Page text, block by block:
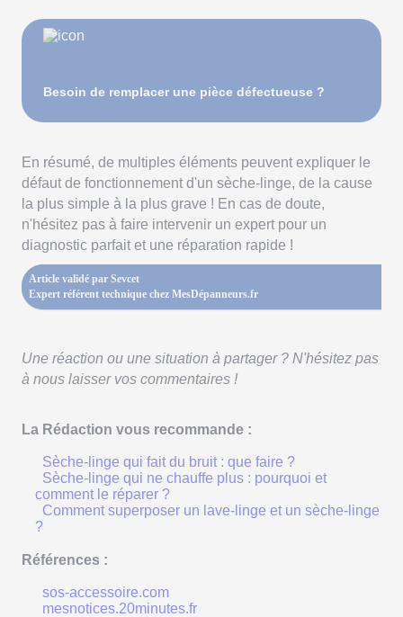
Besoin de remplacer une pièce défectueuse ?
En résumé, de multiples éléments peuvent expliquer le
défaut de fonctionnement d'un sèche-linge, de la cause
la plus simple à la plus grave ! En cas de doute,
n'hésitez pas à faire intervenir un expert pour un
diagnostic parfait et une réparation rapide !
Article validé par Sevcet
Expert référent technique chez MesDépanneurs.fr
Une réaction ou une situation à partager ? N'hésitez pas
à nous laisser vos commentaires !
La Rédaction vous recommande :
Sèche-linge qui fait du bruit : que faire ?
Sèche-linge qui ne chauffe plus : pourquoi et
comment le réparer ?
Comment superposer un lave-linge et un sèche-linge
?
Références :
sos-accessoire.com
mesnotices.20minutes.fr